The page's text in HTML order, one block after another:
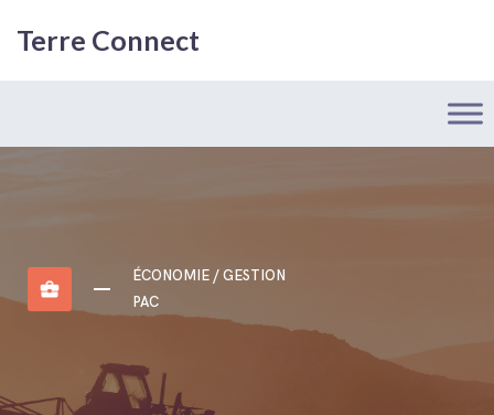
Terre Connect
business_center
ÉCONOMIE / GESTION
PAC